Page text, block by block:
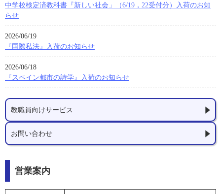
中学校検定済教科書『新しい社会」（6/19，22受付分）入荷のお知
らせ
2026/06/19
『国際私法』入荷のお知らせ
2026/06/18
『スペイン都市の詩学』入荷のお知らせ
教職員向けサービス
お問い合わせ
営業案内